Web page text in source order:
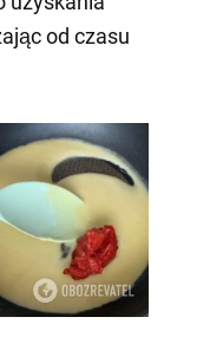
od czasu